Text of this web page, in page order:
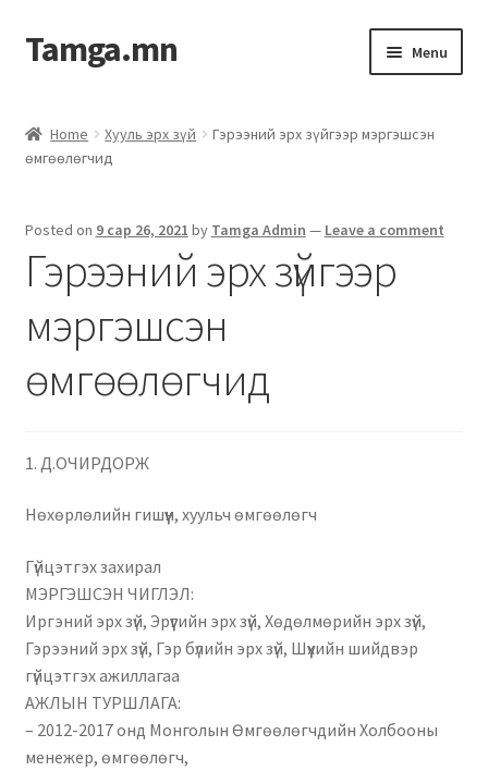
Tamga.mn Menu
ХАБЭА-н багц
Гэрээний загвар
Ажил гүйцэтгэх гэрээ
Дотоод журмын багц
Журмууд​
Нягтлан бодох бүртгэл
Санхүүгийн анхан шатны баримтуудын загвар
Сургалт
Түрээсийн гэрээ
Хөдөлмөрийн багц баримт
Home Хууль эрх зүй
Гэрээний эрх зүйгээр мэргэшсэн
өмгөөлөгчид
Posted on 9 сар 26, 2021 by Tamga Admin — Leave a comment
Гэрээний эрх зүйгээр
мэргэшсэн
өмгөөлөгчид
1. Д.ОЧИРДОРЖ
Нөхөрлөлийн гишүүн, хуульч өмгөөлөгч
Гүйцэтгэх захирал
МЭРГЭШСЭН ЧИГЛЭЛ:
Иргэний эрх зүй, Эрүүгийн эрх зүй, Хөдөлмөрийн эрх зүй,
Гэрээний эрх зүй, Гэр бүлийн эрх зүй, Шүүхийн шийдвэр
гүйцэтгэх ажиллагаа
АЖЛЫН ТУРШЛАГА:
– 2012-2017 онд Монголын Өмгөөлөгчдийн Холбооны
менежер, өмгөөлөгч,